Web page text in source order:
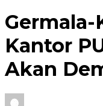
Germala-
Kantor
Akan